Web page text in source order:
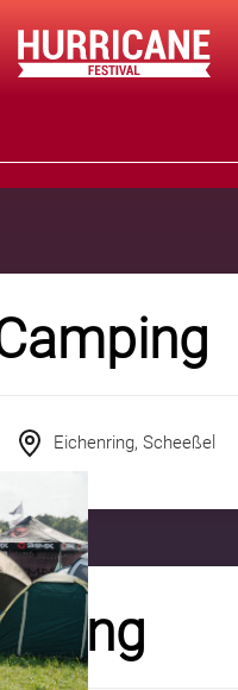
Eichenring, Scheeßel